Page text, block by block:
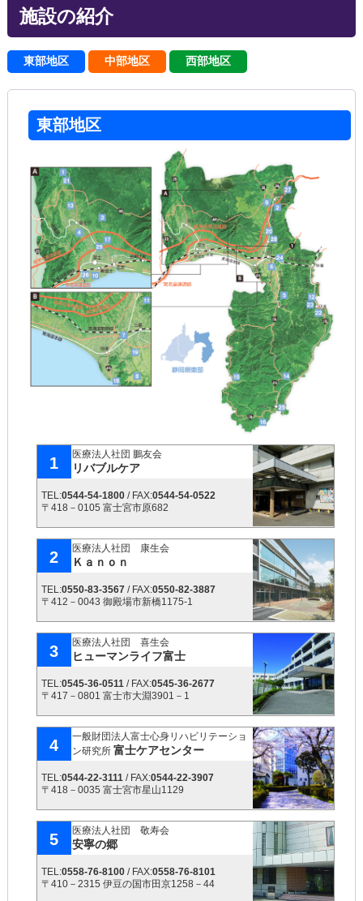
施設の紹介
東部地区 中部地区 西部地区
東部地区
1 医療法人社団 鵬友会
リバブルケア
TEL:0544-54-1800/ FAX:0544-54-0522
〒418－0105 富士宮市原682
2 医療法人社団 康生会
Ｋａｎｏｎ
TEL:0550-83-3567/ FAX:0550-82-3887
〒412－0043 御殿場市新橋1175-1
3 医療法人社団 喜生会
ヒューマンライフ富士
TEL:0545-36-0511/ FAX:0545-36-2677
〒417－0801 富士市大淵3901－1
4
一般財団法人富士心身リハビリテーショ
ン研究所 富士ケアセンター
TEL:0544-22-3111/ FAX:0544-22-3907
〒418－0035 富士宮市星山1129
5 医療法人社団 敬寿会
安寧の郷
TEL:0558-76-8100/ FAX:0558-76-8101
〒410－2315 伊豆の国市田京1258－44